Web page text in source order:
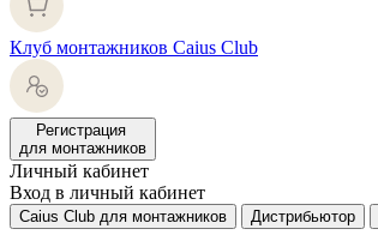
Клуб монтажников Caius Club
Регистрация
для монтажников
Личный кабинет
Вход в личный кабинет
Caius Club для монтажников Дистрибьютор